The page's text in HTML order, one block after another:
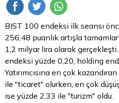
BIST 100 endeksi ilk seansı
256,48 puanlık artışla
1,2 milyar lira olarak
endeksi yüzde 0,20, holding
Yatırımcısına en çok
ile "ticaret" olurken, en çok
ise yüzde 2,33 ile "turizm" oldu.